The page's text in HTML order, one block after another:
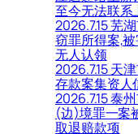
至今无法联系
2026.7.15 芜
窃罪所得案,
无人认领
2026.7.15 天
存款案集资人
2026.7.15 泰
(边)境罪一案
取退赔款项